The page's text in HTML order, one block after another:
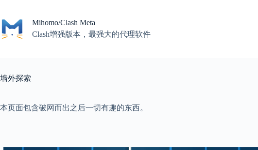
content
Mihomo/Clash Meta
Clash增强版本，最强大的代理软件
墙外探索
本页面包含破网而出之后一切有趣的东西。